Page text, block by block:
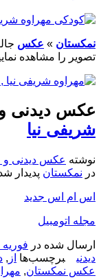
نمکستان » عکس
تصویر را مشاهده
عکس دیدنی
شریفی نیا
نوشته عکس دیدنی و
در نمکستان پدیدار
اس ام اس جدید
مجله اتومبیل
ارسال شده در فوریه 22, 2016
دیدنی
برچسب‌ها از ,
عکس نمکستان,